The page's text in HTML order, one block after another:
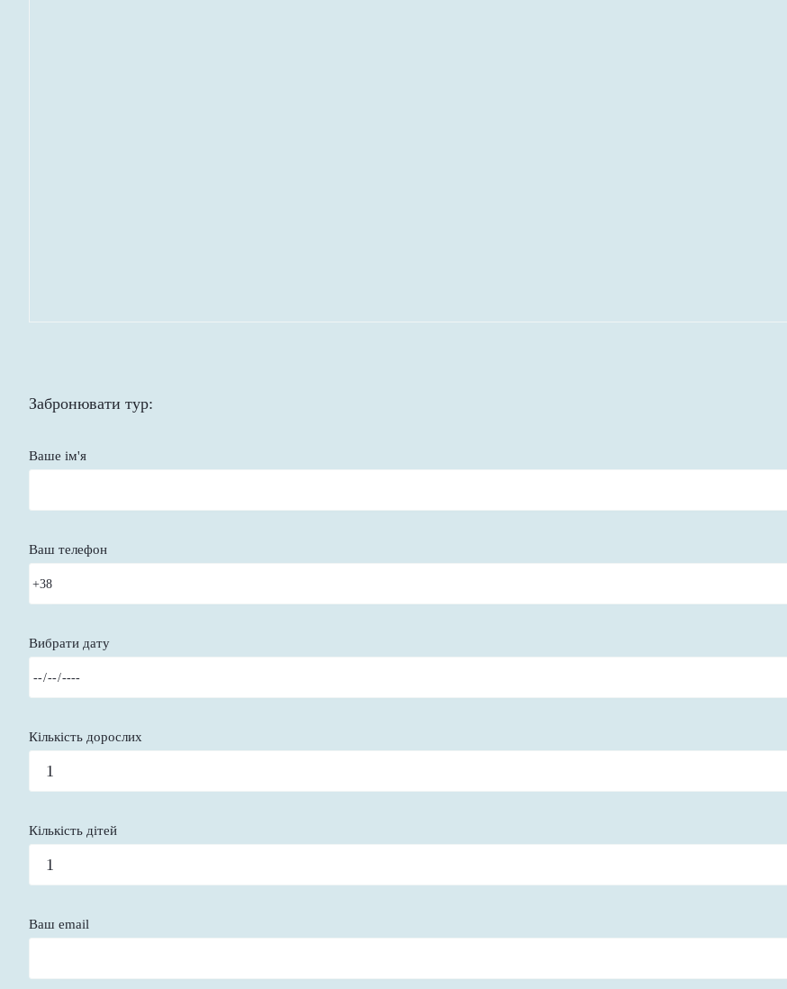
Забронювати тур:
Ваше ім'я
Ваш телефон
Вибрати дату
Кількість дорослих
Кількість дітей
Ваш email